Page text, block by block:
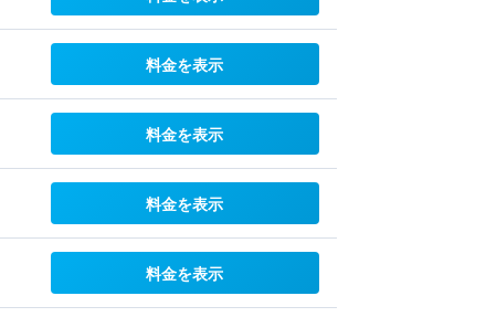
料金を表示
料金を表示
料金を表示
料金を表示